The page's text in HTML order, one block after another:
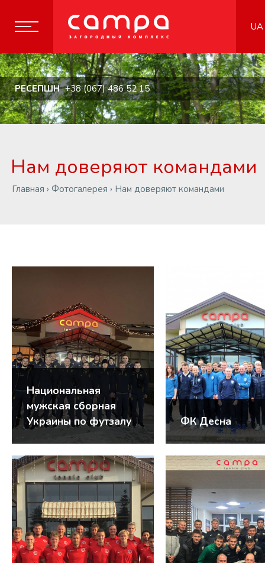
UA
РЕСЕПШН +38 (067) 486 52 15
Нам доверяют командами
Главная › Фотогалерея › Нам доверяют командами
Национальная
мужская сборная
Украины по футзалу
ФК Десна